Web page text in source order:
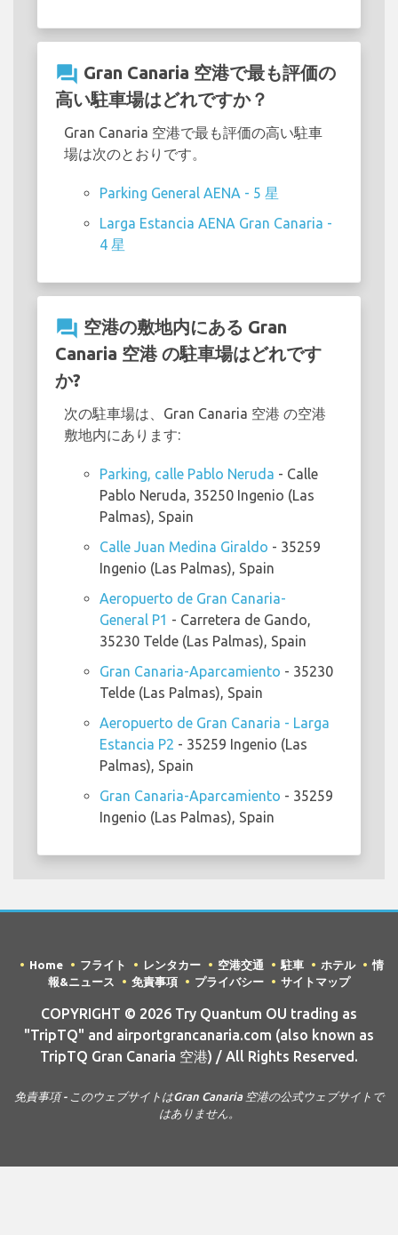
question_answer Gran Canaria 空港で最も評価の
高い駐車場はどれですか？
Gran Canaria 空港で最も評価の高い駐車
場は次のとおりです。
Parking General AENA - 5 星
Larga Estancia AENA Gran Canaria -
4 星
question_answer 空港の敷地内にある Gran
Canaria 空港 の駐車場はどれです
か?
次の駐車場は、Gran Canaria 空港 の空港
敷地内にあります:
Parking, calle Pablo Neruda - Calle
Pablo Neruda, 35250 Ingenio (Las
Palmas), Spain
Calle Juan Medina Giraldo - 35259
Ingenio (Las Palmas), Spain
Aeropuerto de Gran Canaria-
General P1 - Carretera de Gando,
35230 Telde (Las Palmas), Spain
Gran Canaria-Aparcamiento - 35230
Telde (Las Palmas), Spain
Aeropuerto de Gran Canaria - Larga
Estancia P2 - 35259 Ingenio (Las
Palmas), Spain
Gran Canaria-Aparcamiento - 35259
Ingenio (Las Palmas), Spain
Home フライト レンタカー 空港交通 駐車 ホテル
情
報&ニュース
免責事項 プライバシー サイトマップ
COPYRIGHT © 2026 Try Quantum OU trading as
"TripTQ" and airportgrancanaria.com (also known as
TripTQ Gran Canaria 空港) / All Rights Reserved.
免責事項 - このウェブサイトはGran Canaria 空港の公式ウェブサイトで
はありません。